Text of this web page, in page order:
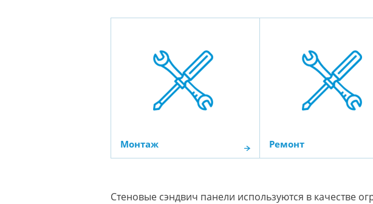
Монтаж Ремонт
Стеновые сэндвич панели используются в качестве